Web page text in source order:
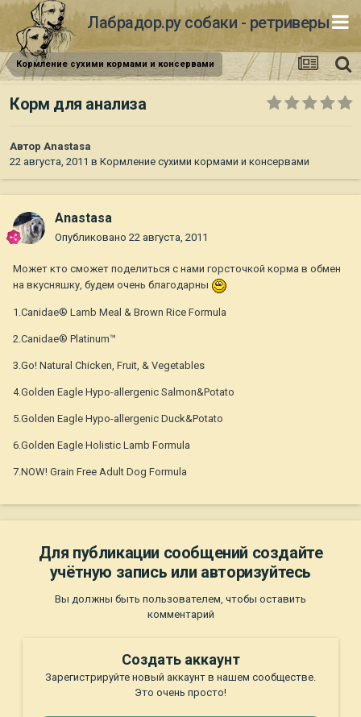
Лабрадор.ру собаки - ретриверы
Кормление сухими кормами и консервами
Корм для анализа
Автор Anastasa
22 августа, 2011 в Кормление сухими кормами и консервами
Anastasa
Опубликовано 22 августа, 2011
Может кто сможет поделиться с нами горсточкой корма в обмен
на вкусняшку, будем очень благодарны
1.Canidae® Lamb Meal & Brown Rice Formula
2.Canidae® Platinum™
3.Go! Natural Chicken, Fruit, & Vegetables
4.Golden Eagle Hypo-allergenic Salmon&Potato
5.Golden Eagle Hypo-allergenic Duck&Potato
6.Golden Eagle Holistic Lamb Formula
7.NOW! Grain Free Adult Dog Formula
Для публикации сообщений создайте
учётную запись или авторизуйтесь
Вы должны быть пользователем, чтобы оставить
комментарий
Создать аккаунт
Зарегистрируйте новый аккаунт в нашем сообществе.
Это очень просто!